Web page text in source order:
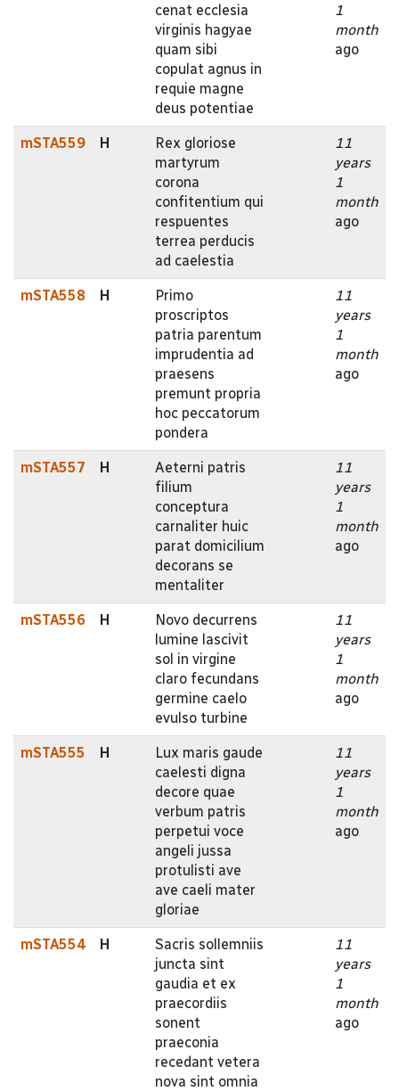
cenat ecclesia
virginis hagyae
quam sibi
copulat agnus in
requie magne
deus potentiae
1
month
ago
mSTA559 H
Rex gloriose
martyrum
corona
confitentium qui
respuentes
terrea perducis
ad caelestia
11
years
1
month
ago
mSTA558 H
Primo
proscriptos
patria parentum
imprudentia ad
praesens
premunt propria
hoc peccatorum
pondera
11
years
1
month
ago
mSTA557 H
Aeterni patris
filium
conceptura
carnaliter huic
parat domicilium
decorans se
mentaliter
11
years
1
month
ago
mSTA556 H
Novo decurrens
lumine lascivit
sol in virgine
claro fecundans
germine caelo
evulso turbine
11
years
1
month
ago
mSTA555 H
Lux maris gaude
caelesti digna
decore quae
verbum patris
perpetui voce
angeli jussa
protulisti ave
ave caeli mater
gloriae
11
years
1
month
ago
mSTA554 H
Sacris sollemniis
juncta sint
gaudia et ex
praecordiis
sonent
praeconia
recedant vetera
nova sint omnia
11
years
1
month
ago